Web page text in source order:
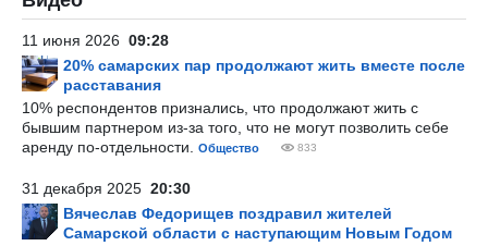
11 июня 2026 09:28
20% самарских пар продолжают жить вместе после
расставания
10% респондентов признались, что продолжают жить с
бывшим партнером из-за того, что не могут позволить себе
аренду по-отдельности.
Общество 833
31 декабря 2025 20:30
Вячеслав Федорищев поздравил жителей
Самарской области с наступающим Новым Годом